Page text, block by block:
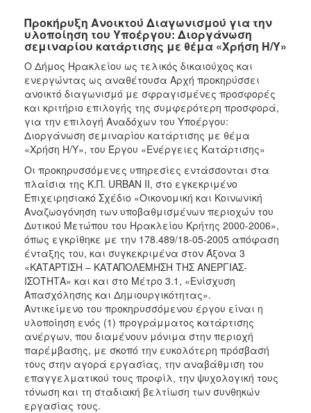
2023
2022
2021
2020
2019
2018
2017
2016
2015
2013
ΤΟΠΟΣ
ΠΟΛΙΤΙΣΜΟΣ
ΑΝΘΕΚΤΙΚΗ
ΠΟΛΗ
Προκήρυξη Ανοικτού Διαγωνισμού για την
υλοποίηση του Υποέργου: Διοργάνωση
σεμιναρίου κατάρτισης με θέμα «Χρήση Η/Υ»
Ο Δήμος Ηρακλείου ως τελικός δικαιούχος και
ενεργώντας ως αναθέτουσα Αρχή προκηρύσσει
ανοικτό διαγωνισμό με σφραγισμένες προσφορές
και κριτήριο επιλογής της συμφερότερη προσφορά,
για την επιλογή Αναδόχων του Υποέργου:
Διοργάνωση σεμιναρίου κατάρτισης με θέμα
«Χρήση Η/Υ», του Έργου «Ενέργειες Κατάρτισης»
Οι προκηρυσσόμενες υπηρεσίες εντάσσονται στα
πλαίσια της Κ.Π. URBAN II, στο εγκεκριμένο
Επιχειρησιακό Σχέδιο «Οικονομική και Κοινωνική
Αναζωογόνηση των υποβαθμισμένων περιοχών του
Δυτικού Μετώπου του Ηρακλείου Κρήτης 2000-2006»,
όπως εγκρίθηκε με την 178.489/18-05-2005 απόφαση
ένταξης του, και συγκεκριμένα στον Άξονα 3
«ΚΑΤΑΡΤΙΣΗ – ΚΑΤΑΠΟΛΕΜΗΣΗ ΤΗΣ ΑΝΕΡΓΙΑΣ-
ΙΣΟΤΗΤΑ» και και στο Μέτρο 3.1, «Ενίσχυση
Απασχόλησης και Δημιουργικότητας».
Αντικείμενο του προκηρυσσόμενου έργου είναι η
υλοποίηση ενός (1) προγράμματος κατάρτισης
ανέργων, που διαμένουν μόνιμα στην περιοχή
παρέμβασης, με σκοπό την ευκολότερη πρόσβασή
τους στην αγορά εργασίας, την αναβάθμιση του
επαγγελματικού τους προφίλ, την ψυχολογική τους
τόνωση και τη σταδιακή βελτίωση των συνθηκών
εργασίας τους.